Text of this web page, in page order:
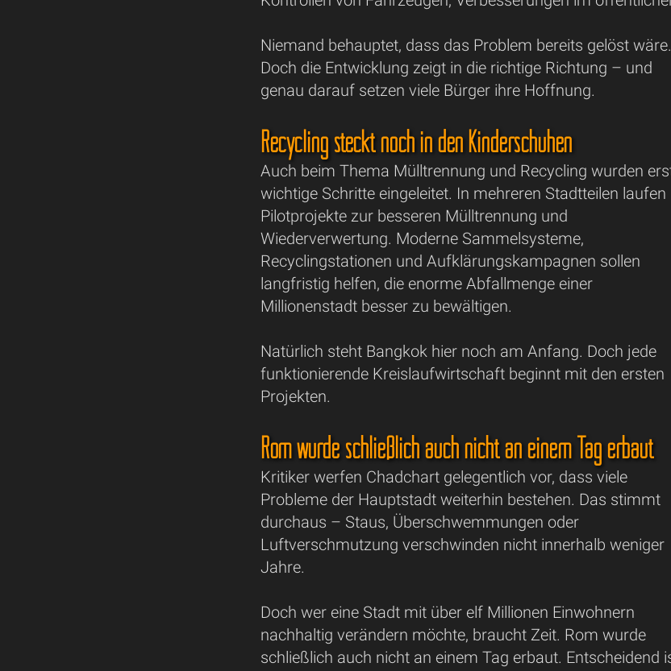
Niemand behauptet, dass das Problem bereits gelöst wäre.
Doch die Entwicklung zeigt in die richtige Richtung – und
genau darauf setzen viele Bürger ihre Hoffnung.
Recycling steckt noch in den Kinderschuhen
Auch beim Thema Mülltrennung und Recycling wurden
wichtige Schritte eingeleitet. In mehreren Stadtteilen laufen
Pilotprojekte zur besseren Mülltrennung und
Wiederverwertung. Moderne Sammelsysteme,
Recyclingstationen und Aufklärungskampagnen sollen
langfristig helfen, die enorme Abfallmenge einer
Millionenstadt besser zu bewältigen.
Natürlich steht Bangkok hier noch am Anfang. Doch jede
funktionierende Kreislaufwirtschaft beginnt mit den ersten
Projekten.
Rom wurde schließlich auch nicht an einem Tag erbaut
Kritiker werfen Chadchart gelegentlich vor, dass viele
Probleme der Hauptstadt weiterhin bestehen. Das stimmt
durchaus – Staus, Überschwemmungen oder
Luftverschmutzung verschwinden nicht innerhalb weniger
Jahre.
Doch wer eine Stadt mit über elf Millionen Einwohnern
nachhaltig verändern möchte, braucht Zeit. Rom wurde
schließlich auch nicht an einem Tag erbaut. Entscheidend